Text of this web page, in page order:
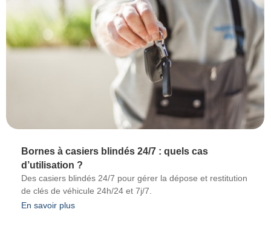
Bornes à casiers blindés 24/7 : quels cas
d’utilisation ?
Des casiers blindés 24/7 pour gérer la dépose et restitution
de clés de véhicule 24h/24 et 7j/7.
En savoir plus